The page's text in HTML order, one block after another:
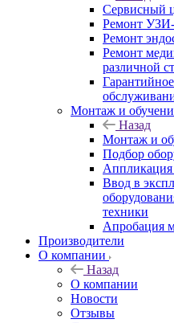
Сервисный
Ремонт УЗИ-
Ремонт
Ремонт
различной
Монтаж и
Назад
Монтаж и
Подбор
Аппликация
Ввод в
техники
Апробация
Производители
О компании
Назад
О компании
Новости
Отзывы